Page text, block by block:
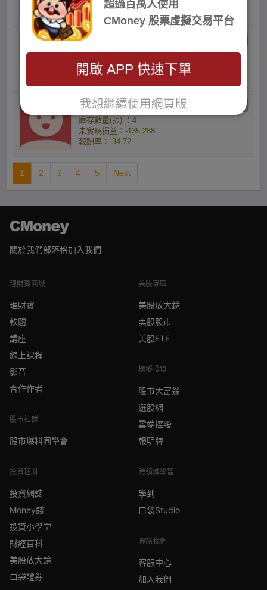
報酬率：-29.11
a601292929的小資族
庫存數量(張) ：3
未實現損益：-82,539
報酬率： -30.2
ypnjcxxi8r的大老闆
庫存數量(張) ：4
未實現損益： -135,288
報酬率： -34.72
1 2 3 4 5 Next
關於我們部落格加入我們
理財寶商城
理財寶
軟體
講座
線上課程
影音
合作作者
股市社群
股市爆料同學會
投資理財
投資網誌
Money錢
投資小學堂
財經百科
美股放大鏡
口袋證券
美股專區
美股放大鏡
美股股市
美股ETF
模擬投資
股市大富翁
選股網
雲端控股
報明牌
跨領域學習
學到
口袋Studio
聯絡我們
客服中心
加入我們
超過百萬人使用
CMoney 股票虛擬交易平台
開啟 APP 快速下單
我想繼續使用網頁版